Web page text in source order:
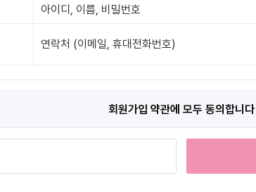
아이디, 이름, 비밀번호
연락처 (이메일, 휴대전화번호)
회원가입 약관에 모두 동의합니다
, 연락처, 시술분야
신청을 위한 정보 수집 및 상담 자료